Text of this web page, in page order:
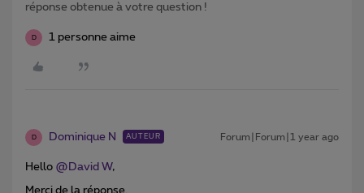
réponse obtenue à votre question !
D 1 personne aime
D Dominique N AUTEUR Forum|Forum|1 year ago
Hello ​ @David W,